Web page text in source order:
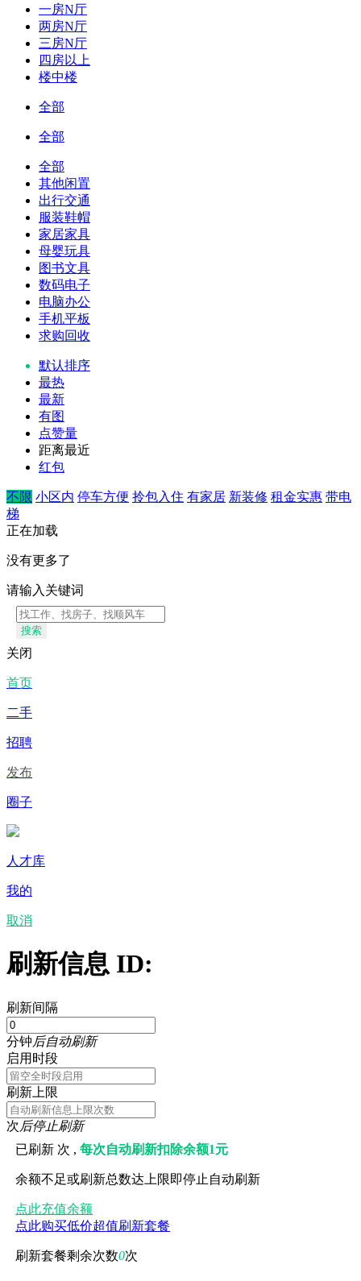
一房N厅
两房N厅
三房N厅
四房以上
楼中楼
全部
全部
全部
其他闲置
出行交通
服装鞋帽
家居家具
母婴玩具
图书文具
数码电子
电脑办公
手机平板
求购回收
默认排序
最热
最新
有图
点赞量
距离最近
红包
不限 小区内 停车方便 拎包入住 有家居 新装修 租金实惠 带电
梯
正在加载
没有更多了
请输入关键词
搜索
关闭
首页
二手
招聘
发布
圈子
人才库
我的
取消
刷新信息 ID:
刷新间隔
分钟后自动刷新
启用时段
刷新上限
次后停止刷新
已刷新 次 ,每次自动刷新扣除余额1元
余额不足或刷新总数达上限即停止自动刷新
点此充值余额
点此购买低价超值刷新套餐
刷新套餐剩余次数0次